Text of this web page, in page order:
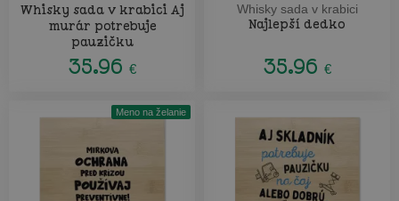
Whisky sada v krabici Aj
murár potrebuje
pauzičku
35.96 €
Whisky sada v krabici
Najlepší dedko
35.96 €
Meno na želanie